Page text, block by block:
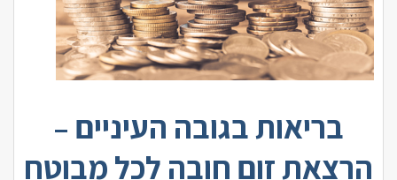
בריאות בגובה העיניים –
הרצאת זום חובה לכל מבוטח